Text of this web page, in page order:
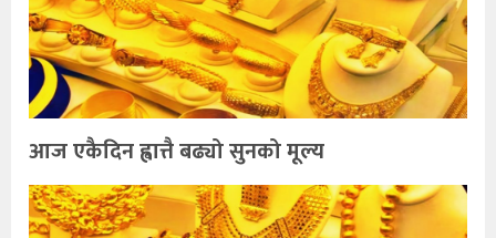
आज एकैदिन ह्वात्तै बढ्यो सुनको मूल्य